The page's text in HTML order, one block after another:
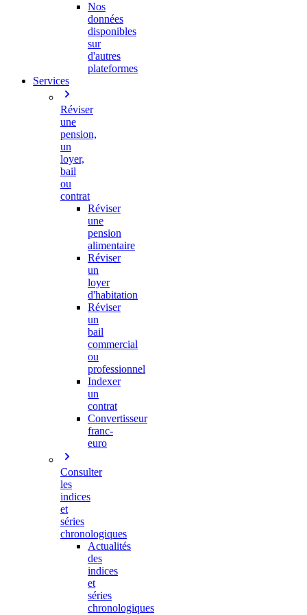
Nos
données
disponibles
sur
d'autres
plateformes
Services
Réviser
une
pension,
un
loyer,
bail
ou
contrat
Réviser
une
pension
alimentaire
Réviser
un
loyer
d'habitation
Réviser
un
bail
commercial
ou
professionnel
Indexer
un
contrat
Convertisseur
franc-
euro
Consulter
les
indices
et
séries
chronologiques
Actualités
des
indices
et
séries
chronologiques